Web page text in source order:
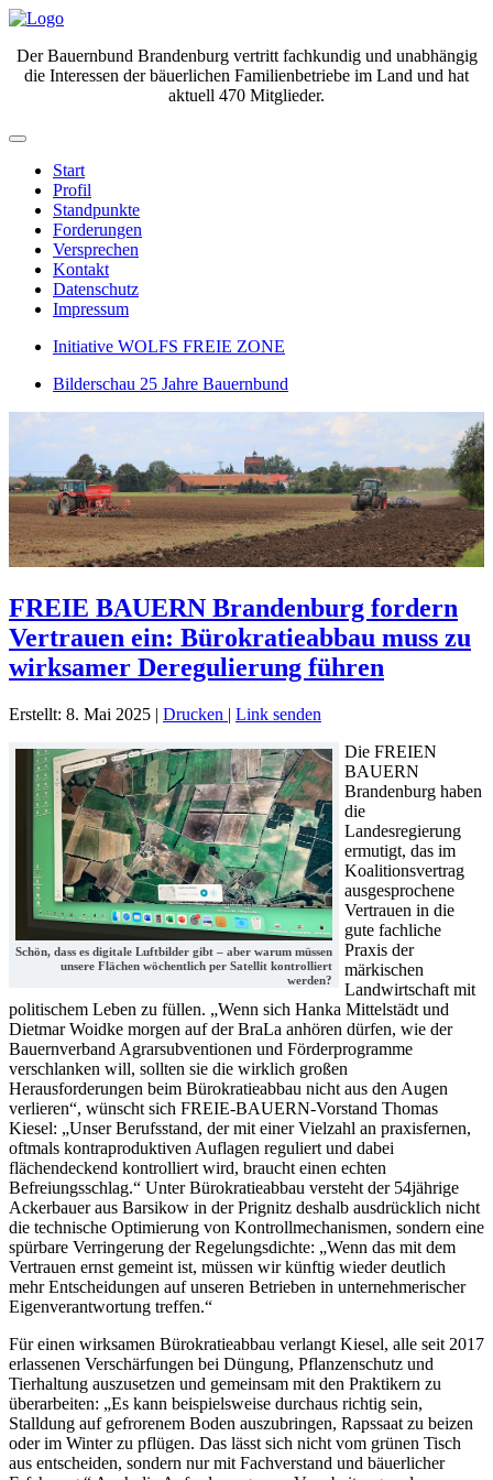
Der Bauernbund Brandenburg vertritt fachkundig und unabhängig
die Interessen der bäuerlichen Familienbetriebe im Land und hat
aktuell 470 Mitglieder.
Start
Profil
Standpunkte
Forderungen
Versprechen
Kontakt
Datenschutz
Impressum
Initiative WOLFS FREIE ZONE
Bilderschau 25 Jahre Bauernbund
FREIE BAUERN Brandenburg fordern
Vertrauen ein: Bürokratieabbau muss zu
wirksamer Deregulierung führen
Erstellt: 8. Mai 2025 | Drucken | Link senden
Schön, dass es digitale Luftbilder gibt – aber warum müssen
unsere Flächen wöchentlich per Satellit kontrolliert
werden?
Die FREIEN
BAUERN
Brandenburg haben
die
Landesregierung
ermutigt, das im
Koalitionsvertrag
ausgesprochene
Vertrauen in die
gute fachliche
Praxis der
märkischen
Landwirtschaft mit
politischem Leben zu füllen. „Wenn sich Hanka Mittelstädt und
Dietmar Woidke morgen auf der BraLa anhören dürfen, wie der
Bauernverband Agrarsubventionen und Förderprogramme
verschlanken will, sollten sie die wirklich großen
Herausforderungen beim Bürokratieabbau nicht aus den Augen
verlieren“, wünscht sich FREIE-BAUERN-Vorstand Thomas
Kiesel: „Unser Berufsstand, der mit einer Vielzahl an praxisfernen,
oftmals kontraproduktiven Auflagen reguliert und dabei
flächendeckend kontrolliert wird, braucht einen echten
Befreiungsschlag.“ Unter Bürokratieabbau versteht der 54jährige
Ackerbauer aus Barsikow in der Prignitz deshalb ausdrücklich nicht
die technische Optimierung von Kontrollmechanismen, sondern eine
spürbare Verringerung der Regelungsdichte: „Wenn das mit dem
Vertrauen ernst gemeint ist, müssen wir künftig wieder deutlich
mehr Entscheidungen auf unseren Betrieben in unternehmerischer
Eigenverantwortung treffen.“
Für einen wirksamen Bürokratieabbau verlangt Kiesel, alle seit 2017
erlassenen Verschärfungen bei Düngung, Pflanzenschutz und
Tierhaltung auszusetzen und gemeinsam mit den Praktikern zu
überarbeiten: „Es kann beispielsweise durchaus richtig sein,
Stalldung auf gefrorenem Boden auszubringen, Rapssaat zu beizen
oder im Winter zu pflügen. Das lässt sich nicht vom grünen Tisch
aus entscheiden, sondern nur mit Fachverstand und bäuerlicher